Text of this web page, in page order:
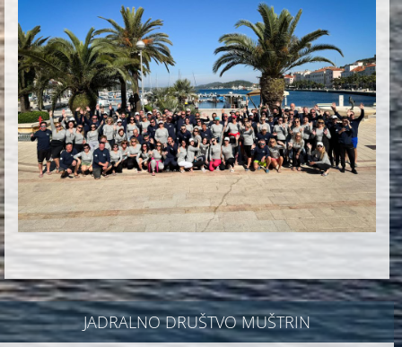
JADRALNO DRUŠTVO MUŠTRIN